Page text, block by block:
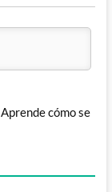
Aprende cómo se